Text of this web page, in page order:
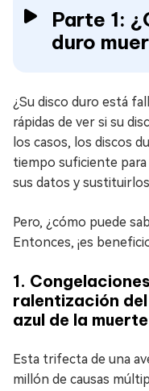
Parte 1:
duro
¿Su disco duro está
rápidas de ver si su
los casos, los discos
tiempo suficiente para
sus datos y
Pero, ¿cómo puede
Entonces, ¡es
1.
ralentización
azul de la muerte
Esta trifecta de una
millón de causas